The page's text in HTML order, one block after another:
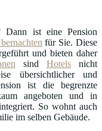
ist eine Pension
für Sie. Diese
und bieten daher
sind Hotelsnicht
übersichtlicher und
ist die begrenzte
angeboten und in
So wohnt auch
im selben Gebäude.